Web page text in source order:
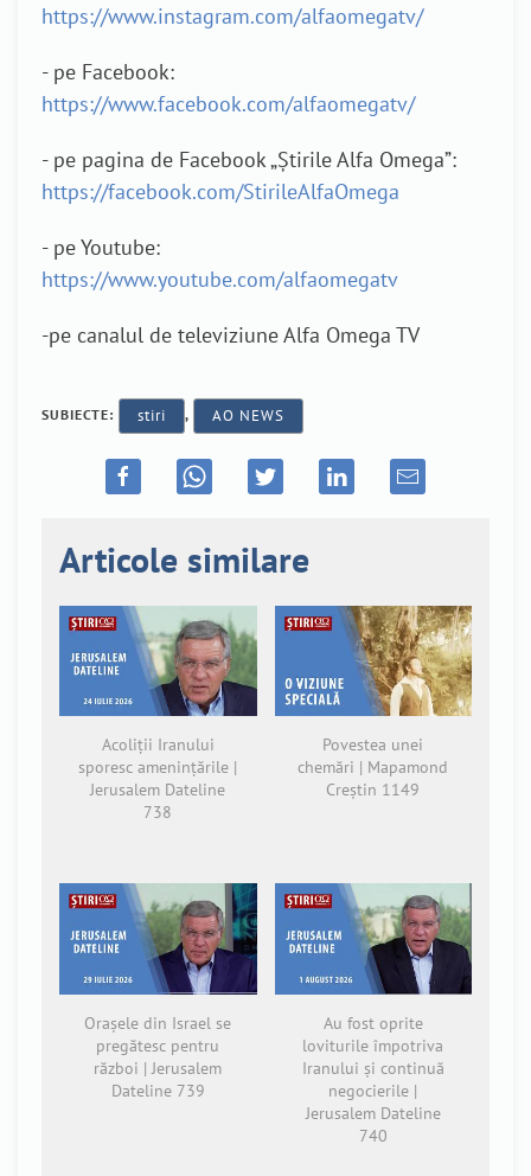
https://www.instagram.com/alfaomegatv/
- pe Facebook:
https://www.facebook.com/alfaomegatv/
- pe pagina de Facebook „Știrile Alfa Omega”:
https://facebook.com/StirileAlfaOmega
- pe Youtube:
https://www.youtube.com/alfaomegatv
-pe canalul de televiziune Alfa Omega TV
SUBIECTE: stiri , AO NEWS
Articole similare
Acoliții Iranului
sporesc amenințările |
Jerusalem Dateline
738
Povestea unei
chemări | Mapamond
Creștin 1149
Orașele din Israel se
pregătesc pentru
război | Jerusalem
Dateline 739
Au fost oprite
loviturile împotriva
Iranului și continuă
negocierile |
Jerusalem Dateline
740